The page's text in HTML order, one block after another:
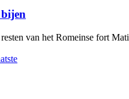
van het Romeinse fort